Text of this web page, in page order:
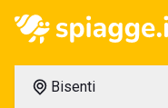
Bisenti